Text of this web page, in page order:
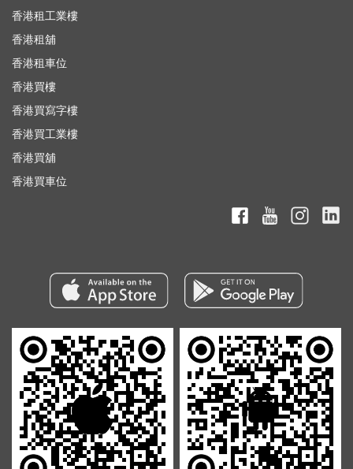
香港租工業樓
香港租舖
香港租車位
香港買樓
香港買寫字樓
香港買工業樓
香港買舖
香港買車位